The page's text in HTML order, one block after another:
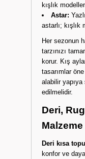
kışlık
Astar:
astarlı; kışlık
Her sezonun
tarzınızı
korur. Kış
tasarımlar
alabilir
edilmelidir.
Deri,
Deri kısa
konfor ve